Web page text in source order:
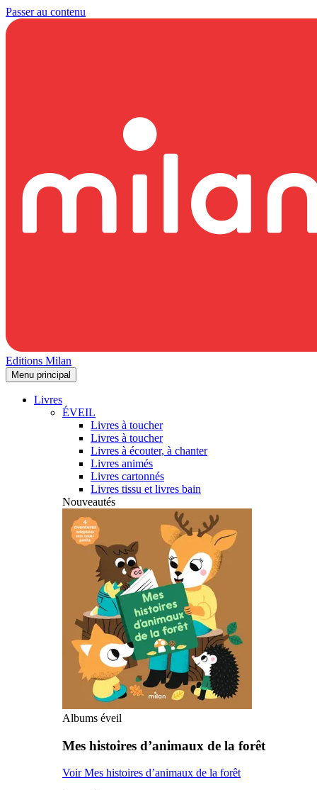
Passer au contenu
Editions Milan
Menu principal
Livres
ÉVEIL
Livres à toucher
Livres à toucher
Livres à écouter, à chanter
Livres animés
Livres cartonnés
Livres tissu et livres bain
Nouveautés
Albums éveil
Mes histoires d’animaux de la forêt
Voir Mes histoires d’animaux de la forêt